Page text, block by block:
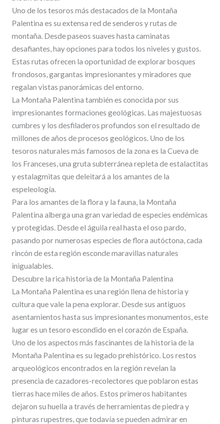
Uno de los tesoros más destacados de la Montaña
Palentina es su extensa red de senderos y rutas de
montaña. Desde paseos suaves hasta caminatas
desafiantes, hay opciones para todos los niveles y gustos.
Estas rutas ofrecen la oportunidad de explorar bosques
frondosos, gargantas impresionantes y miradores que
regalan vistas panorámicas del entorno.
La Montaña Palentina también es conocida por sus
impresionantes formaciones geológicas. Las majestuosas
cumbres y los desfiladeros profundos son el resultado de
millones de años de procesos geológicos. Uno de los
tesoros naturales más famosos de la zona es la Cueva de
los Franceses, una gruta subterránea repleta de estalactitas
y estalagmitas que deleitará a los amantes de la
espeleología.
Para los amantes de la flora y la fauna, la Montaña
Palentina alberga una gran variedad de especies endémicas
y protegidas. Desde el águila real hasta el oso pardo,
pasando por numerosas especies de flora autóctona, cada
rincón de esta región esconde maravillas naturales
inigualables.
Descubre la rica historia de la Montaña Palentina
La Montaña Palentina es una región llena de historia y
cultura que vale la pena explorar. Desde sus antiguos
asentamientos hasta sus impresionantes monumentos, este
lugar es un tesoro escondido en el corazón de España.
Uno de los aspectos más fascinantes de la historia de la
Montaña Palentina es su legado prehistórico. Los restos
arqueológicos encontrados en la región revelan la
presencia de cazadores-recolectores que poblaron estas
tierras hace miles de años. Estos primeros habitantes
dejaron su huella a través de herramientas de piedra y
pinturas rupestres, que todavía se pueden admirar en